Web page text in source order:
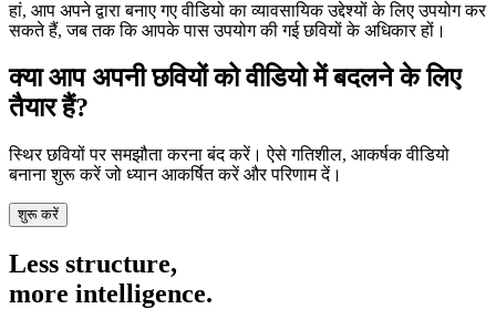
हां, आप अपने द्वारा बनाए गए वीडियो का व्यावसायिक उद्देश्यों के लिए उपयोग कर
सकते हैं, जब तक कि आपके पास उपयोग की गई छवियों के अधिकार हों।
क्या आप अपनी छवियों को वीडियो में बदलने के लिए
तैयार हैं?
स्थिर छवियों पर समझौता करना बंद करें। ऐसे गतिशील, आकर्षक वीडियो
बनाना शुरू करें जो ध्यान आकर्षित करें और परिणाम दें।
शुरू करें
Less structure,
more intelligence.